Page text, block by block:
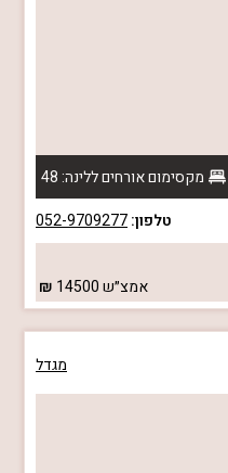
מקסימום אורחים ללינה: 48
טלפון:052-9709277
אמצ״ש14500
מגדל